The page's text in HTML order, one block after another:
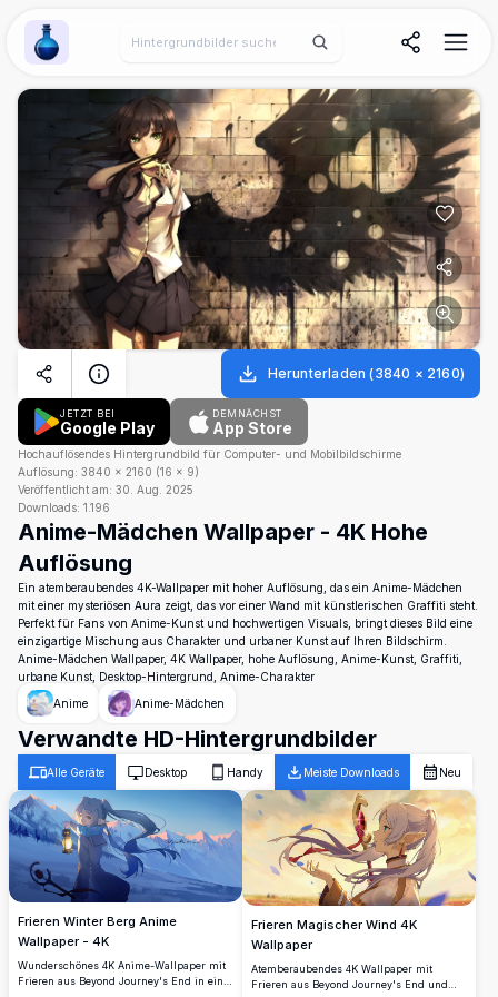
Wallpaper Alchemy
Herunterladen (3840 × 2160)
JETZT BEI
Google Play
DEMNÄCHST
App Store
Hochauflösendes Hintergrundbild für Computer- und Mobilbildschirme
Auflösung: 3840 × 2160 (16 × 9)
Veröffentlicht am: 30. Aug. 2025
Downloads: 1.196
Anime-Mädchen Wallpaper - 4K Hohe
Auflösung
Ein atemberaubendes 4K-Wallpaper mit hoher Auflösung, das ein Anime-Mädchen
mit einer mysteriösen Aura zeigt, das vor einer Wand mit künstlerischen Graffiti steht.
Perfekt für Fans von Anime-Kunst und hochwertigen Visuals, bringt dieses Bild eine
einzigartige Mischung aus Charakter und urbaner Kunst auf Ihren Bildschirm.
Anime-Mädchen Wallpaper, 4K Wallpaper, hohe Auflösung, Anime-Kunst, Graffiti,
urbane Kunst, Desktop-Hintergrund, Anime-Charakter
Anime
Anime-Mädchen
Verwandte HD-Hintergrundbilder
Alle Geräte Desktop Handy Meiste Downloads Neu
Frieren Winter Berg Anime
Wallpaper - 4K
Wunderschönes 4K Anime-Wallpaper mit
Frieren aus Beyond Journey's End in einer
Frieren Magischer Wind 4K
Wallpaper
Atemberaubendes 4K Wallpaper mit
Frieren aus Beyond Journey's End und